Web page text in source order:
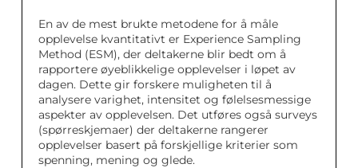
En av de mest brukte metodene for å måle
opplevelse kvantitativt er Experience Sampling
Method (ESM), der deltakerne blir bedt om å
rapportere øyeblikkelige opplevelser i løpet av
dagen. Dette gir forskere muligheten til å
analysere varighet, intensitet og følelsesmessige
aspekter av opplevelsen. Det utføres også surveys
(spørreskjemaer) der deltakerne rangerer
opplevelser basert på forskjellige kriterier som
spenning, mening og glede.